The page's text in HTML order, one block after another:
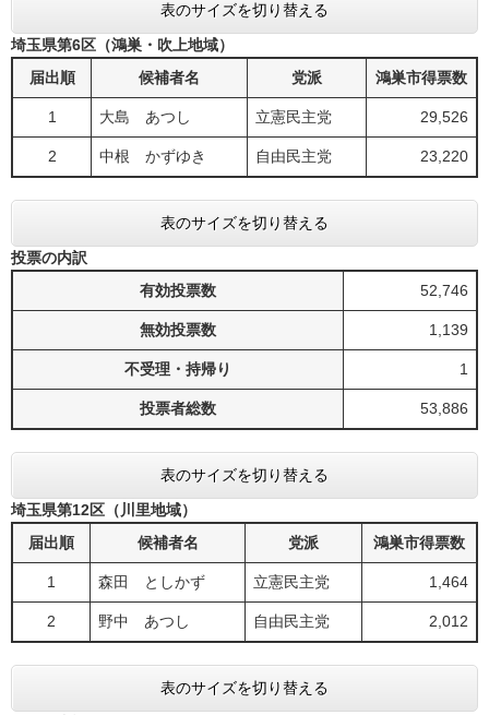
表のサイズを切り替える
埼玉県第6区（鴻巣・吹上地域）
届出順
候補者名 党派 鴻巣市得票数
1 大島 あつし 立憲民主党 29,526
2 中根 かずゆき 自由民主党 23,220
表のサイズを切り替える
投票の内訳
有効投票数
52,746
無効投票数 1,139
不受理・持帰り 1
投票者総数 53,886
表のサイズを切り替える
埼玉県第12区（川里地域）
届出順
候補者名 党派 鴻巣市得票数
1 森田 としかず 立憲民主党 1,464
2 野中 あつし 自由民主党 2,012
表のサイズを切り替える